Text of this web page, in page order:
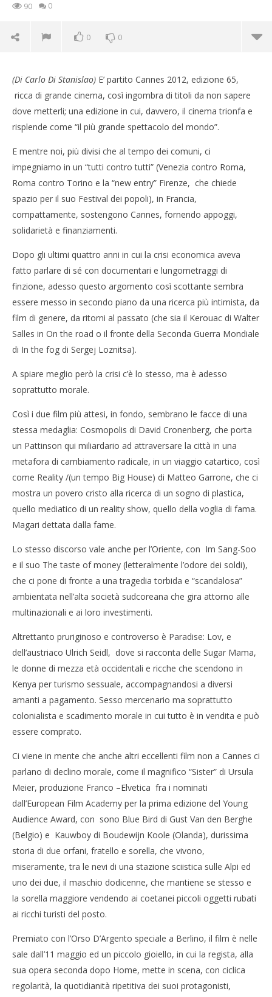
90 0
0 0
NOW VIEWING
17/05/2012
Redazione
(Di Carlo Di Stanislao) E’ partito Cannes 2012, edizione 65,
ricca di grande cinema, così ingombra di titoli da non sapere
dove metterli; una edizione in cui, davvero, il cinema trionfa e
risplende come “il più grande spettacolo del mondo”.
E mentre noi, più divisi che al tempo dei comuni, ci
impegniamo in un “tutti contro tutti” (Venezia contro Roma,
Roma contro Torino e la “new entry” Firenze, che chiede
spazio per il suo Festival dei popoli), in Francia,
compattamente, sostengono Cannes, fornendo appoggi,
solidarietà e finanziamenti.
Dopo gli ultimi quattro anni in cui la crisi economica aveva
fatto parlare di sé con documentari e lungometraggi di
finzione, adesso questo argomento così scottante sembra
essere messo in secondo piano da una ricerca più intimista, da
film di genere, da ritorni al passato (che sia il Kerouac di Walter
Salles in On the road o il fronte della Seconda Guerra Mondiale
di In the fog di Sergej Loznitsa).
A spiare meglio però la crisi c’è lo stesso, ma è adesso
soprattutto morale.
Così i due film più attesi, in fondo, sembrano le facce di una
stessa medaglia: Cosmopolis di David Cronenberg, che porta
un Pattinson qui miliardario ad attraversare la città in una
metafora di cambiamento radicale, in un viaggio catartico, così
come Reality /(un tempo Big House) di Matteo Garrone, che ci
mostra un povero cristo alla ricerca di un sogno di plastica,
quello mediatico di un reality show, quello della voglia di fama.
Magari dettata dalla fame.
Lo stesso discorso vale anche per l’Oriente, con Im Sang-Soo
e il suo The taste of money (letteralmente l’odore dei soldi),
che ci pone di fronte a una tragedia torbida e “scandalosa”
ambientata nell’alta società sudcoreana che gira attorno alle
multinazionali e ai loro investimenti.
Altrettanto pruriginoso e controverso è Paradise: Lov, e
dell’austriaco Ulrich Seidl, dove si racconta delle Sugar Mama,
le donne di mezza età occidentali e ricche che scendono in
Kenya per turismo sessuale, accompagnandosi a diversi
amanti a pagamento. Sesso mercenario ma soprattutto
colonialista e scadimento morale in cui tutto è in vendita e può
essere comprato.
Ci viene in mente che anche altri eccellenti film non a Cannes ci
parlano di declino morale, come il magnifico “Sister” di Ursula
Meier, produzione Franco –Elvetica fra i nominati
dall’European Film Academy per la prima edizione del Young
Audience Award, con sono Blue Bird di Gust Van den Berghe
(Belgio) e Kauwboy di Boudewijn Koole (Olanda), durissima
storia di due orfani, fratello e sorella, che vivono,
miseramente, tra le nevi di una stazione sciistica sulle Alpi ed
uno dei due, il maschio dodicenne, che mantiene se stesso e
la sorella maggiore vendendo ai coetanei piccoli oggetti rubati
ai ricchi turisti del posto.
Premiato con l’Orso D’Argento speciale a Berlino, il film è nelle
sale dall’11 maggio ed un piccolo gioiello, in cui la regista, alla
sua opera seconda dopo Home, mette in scena, con ciclica
regolarità, la quotidianità ripetitiva dei suoi protagonisti,